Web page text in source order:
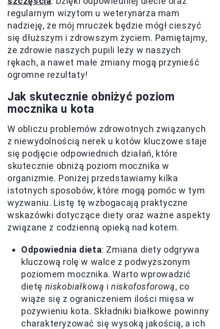
regularnym wizytom u weterynarza mam
nadzieję, że mój mruczek będzie mógł cieszyć
się dłuższym i zdrowszym życiem. Pamiętajmy,
że zdrowie naszych pupili leży w naszych
rękach, a nawet małe zmiany mogą przynieść
ogromne rezultaty!
Jak skutecznie obniżyć poziom
mocznika u kota
W obliczu problemów zdrowotnych związanych
z niewydolnością nerek u kotów kluczowe staje
się podjęcie odpowiednich działań, które
skutecznie obniżą poziom mocznika w
organizmie. Poniżej przedstawiamy kilka
istotnych sposobów, które mogą pomóc w tym
wyzwaniu. Listę tę wzbogacają praktyczne
wskazówki dotyczące diety oraz ważne aspekty
związane z codzienną opieką nad kotem.
Odpowiednia dieta: Zmiana diety odgrywa
kluczową rolę w walce z podwyższonym
poziomem mocznika. Warto wprowadzić
dietę niskobiałkową iniskofosforową, co
wiąże się z ograniczeniem ilości mięsa w
pożywieniu kota. Składniki białkowe powinny
charakteryzować się wysoką jakością, a ich